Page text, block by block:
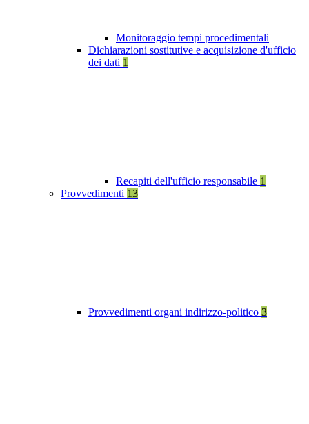
Monitoraggio tempi procedimentali
Dichiarazioni sostitutive e acquisizione d'ufficio
dei dati 1
Recapiti dell'ufficio responsabile 1
Provvedimenti 13
Provvedimenti organi indirizzo-politico 3